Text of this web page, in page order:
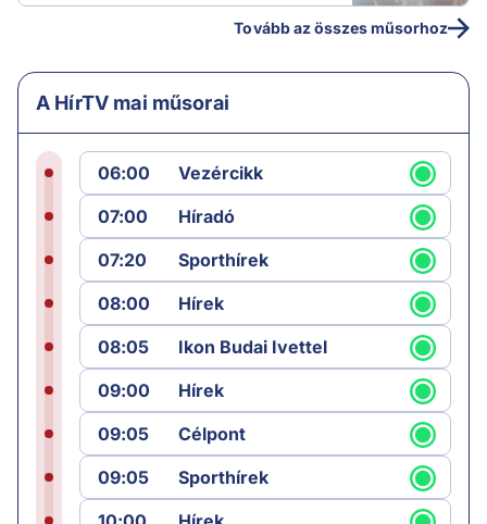
Tovább az összes műsorhoz
A HírTV mai műsorai
06:00
Vezércikk
07:00
Híradó
07:20
Sporthírek
08:00
Hírek
08:05
Ikon Budai Ivettel
09:00
Hírek
09:05
Célpont
09:05
Sporthírek